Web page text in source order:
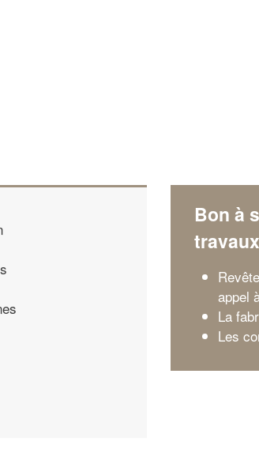
Bon à
travaux
appel
La
Les